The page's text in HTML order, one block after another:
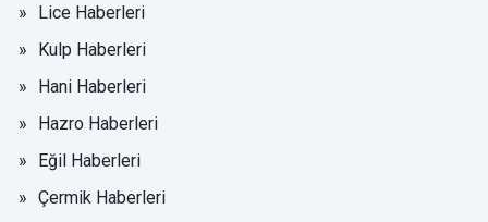
Lice Haberleri
Kulp Haberleri
Hani Haberleri
Hazro Haberleri
Eğil Haberleri
Çermik Haberleri